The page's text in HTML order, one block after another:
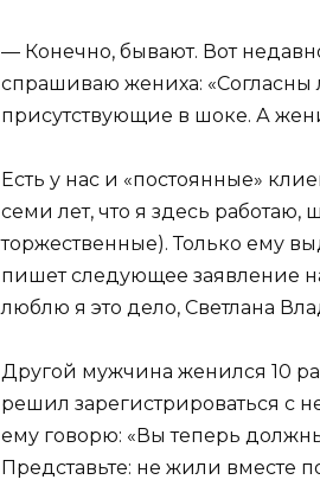
— Конечно, бывают. Вот
спрашиваю жениха: «Согласны
присутствующие в шоке. А
Есть у нас и «постоянные»
семи лет, что я здесь работаю,
торжественные). Только ему
пишет следующее заявление
люблю я это дело, Светлана
Другой мужчина женился 10
решил зарегистрироваться с
ему говорю: «Вы теперь
Представьте: не жили вместе